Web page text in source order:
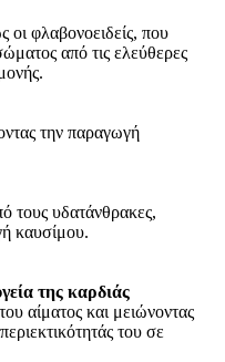
οι φλαβονοειδείς, που
από τις ελεύθερες
την παραγωγή
τους υδατάνθρακες,
καυσίμου.
της καρδιάς
αίματος και μειώνοντας
του σε